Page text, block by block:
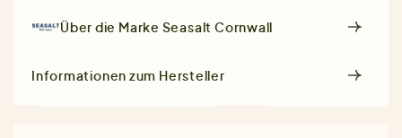
Über die Marke Seasalt Cornwall
Informationen zum Hersteller